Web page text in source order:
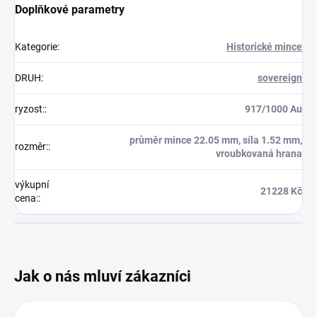
Doplňkové parametry
Kategorie: Historické mince
DRUH: sovereign
ryzost:: 917/1000 Au
rozměr::
průměr mince 22.05 mm, síla 1.52 mm,
vroubkovaná hrana
výkupní
cena::
21228 Kč